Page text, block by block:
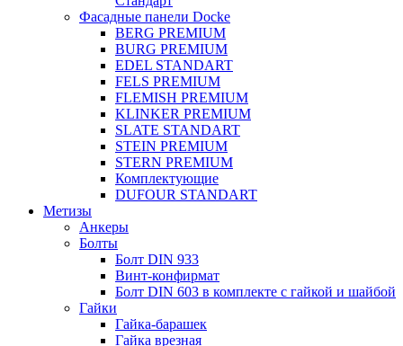
Фасадные панели Docke
BERG PREMIUM
BURG PREMIUM
EDEL STANDART
FELS PREMIUM
FLEMISH PREMIUM
KLINKER PREMIUM
SLATE STANDART
STEIN PREMIUM
STERN PREMIUM
Комплектующие
DUFOUR STANDART
Метизы
Анкеры
Болты
Болт DIN 933
Винт-конфирмат
Болт DIN 603 в комплекте с гайкой и шайбой
Гайки
Гайка-барашек
Гайка врезная